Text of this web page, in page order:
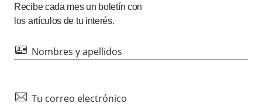
Recibe cada mesun boletín con
los artículos de tu interés.
id Nombres y apellidos
mail Tu correo electrónico